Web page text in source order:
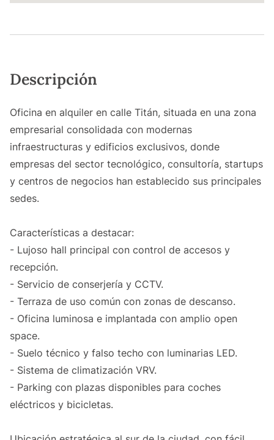
Descripción
Oficina en alquiler en calle Titán, situada en una zona
empresarial consolidada con modernas
infraestructuras y edificios exclusivos, donde
empresas del sector tecnológico, consultoría, startups
y centros de negocios han establecido sus principales
sedes.
Características a destacar:
- Lujoso hall principal con control de accesos y
recepción.
- Servicio de conserjería y CCTV.
- Terraza de uso común con zonas de descanso.
- Oficina luminosa e implantada con amplio open
space.
- Suelo técnico y falso techo con luminarias LED.
- Sistema de climatización VRV.
- Parking con plazas disponibles para coches
eléctricos y bicicletas.